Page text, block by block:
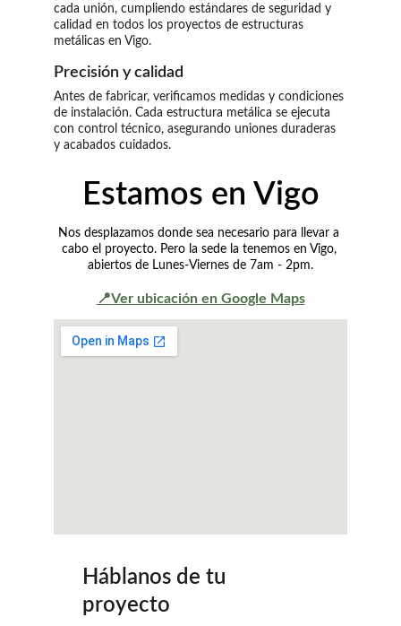
Precisión y calidad
cada unión, cumpliendo estándares de seguridad y
calidad en todos los proyectos de estructuras
metálicas en Vigo.
Antes de fabricar, verificamos medidas y condiciones
de instalación. Cada estructura metálica se ejecuta
con control técnico, asegurando uniones duraderas
y acabados cuidados.
Estamos en Vigo
Nos desplazamos donde sea necesario para llevar a
cabo el proyecto. Pero la sede la tenemos en Vigo,
abiertos de Lunes-Viernes de 7am - 2pm.
📍Ver ubicación en Google Maps
Háblanos de tu
proyecto